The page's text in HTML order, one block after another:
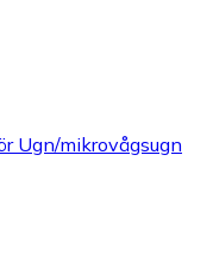
Ugn/mikrovågsugn